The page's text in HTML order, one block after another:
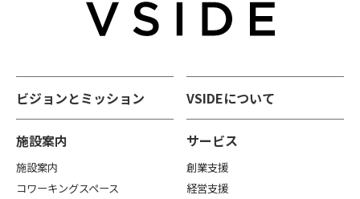
ビジョンとミッション VSIDEについて
施設案内
施設案内
コワーキングスペース
サービス
創業支援
経営支援